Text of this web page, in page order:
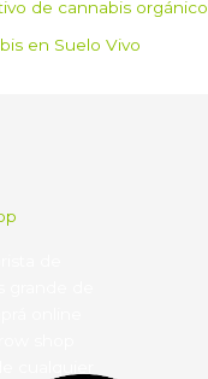
de cannabis orgánico
en Suelo Vivo
cualquier